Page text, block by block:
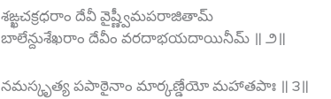
శఙ్ఖచక్రధరాం దేవీ వైష్ణ్వీమపరాజితామ్
బాలేన్దుశేఖరాం దేవీం వరదాభయదాయినీమ్ ॥ ౨॥
నమస్కృత్య పపాఠైనాం మార్కణ్డేయో మహాతపాః ॥ ౩॥